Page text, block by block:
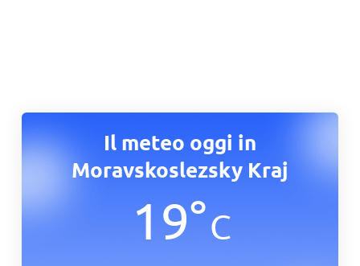
Il meteo oggi in
Moravskoslezsky Kraj
19°C